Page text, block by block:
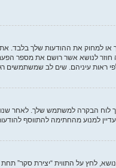
או למחוק את ההודעות שלך בלבד.
לנושא אשר רושם את מספר
עיניהם. שים לב שמשתמשים
לוח הבקרה למשתמש שלך. לאחר
למנוע מהחתימה להתווסף
לחץ על התווית “יצירת סקר”